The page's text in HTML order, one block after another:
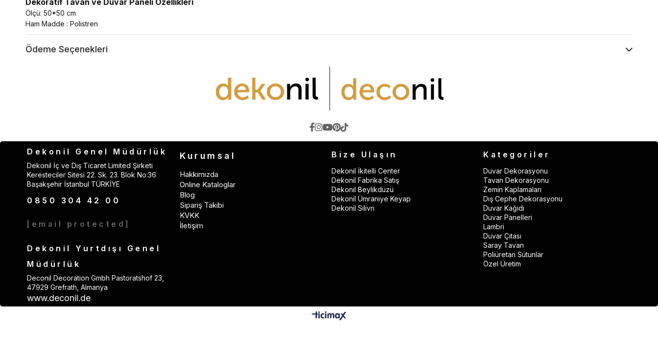
Dekoratif Tavan ve Duvar Paneli Özellikleri
Ölçü: 50*50 cm
Ham Madde : Polistren
Ödeme Seçenekleri
Dekonil Genel Müdürlük
Dekonil İç ve Dış Ticaret Limited Şirketi
Keresteciler Sitesi 22. Sk. 23. Blok No:36
Başakşehir İstanbul TÜRKİYE
0850 304 42 00
[email protected]
Dekonil Yurtdışı Genel
Müdürlük
Deconil Decoration Gmbh Pastoratshof 23,
47929 Grefrath, Almanya
www.deconil.de
Kurumsal
Hakkımızda
Online Kataloglar
Blog
Sipariş Takibi
KVKK
İletişim
Bize Ulaşın
Dekonil İkitelli Center
Dekonil Fabrika Satış
Dekonil Beylikdüzü
Dekonil Ümraniye Keyap
Dekonil Silivri
Kategoriler
Duvar Dekorasyonu
Tavan Dekorasyonu
Zemin Kaplamaları
Dış Cephe Dekorasyonu
Duvar Kağıdı
Duvar Panelleri
Lambri
Duvar Çıtası
Saray Tavan
Poliüretan Sütunlar
Özel Üretim